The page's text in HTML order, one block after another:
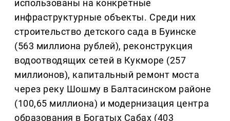
использованы на конкретные
инфраструктурные объекты. Среди них
строительство детского сада в Буинске
(563 миллиона рублей), реконструкция
водоотводящих сетей в Кукморе (257
миллионов), капитальный ремонт моста
через реку Шошму в Балтасинском районе
(100,65 миллиона) и модернизация центра
образования в Богатых Сабах (403